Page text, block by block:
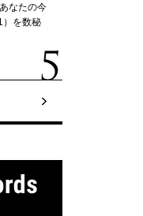
なたの今
）を数秘